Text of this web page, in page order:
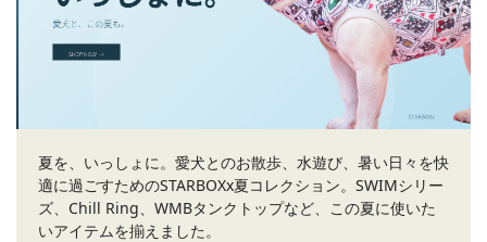
夏を、いっしょに。愛犬とのお散歩、水遊び、暑い日々を快
適に過ごすためのSTARBOXx夏コレクション。SWIMシリー
ズ、Chill Ring、WMBタンクトップなど、この夏に使いた
いアイテムを揃えました。